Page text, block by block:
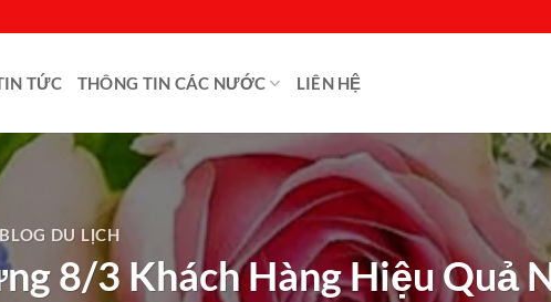
TỨC THÔNG TIN CÁC NƯỚC LIÊN HỆ
BLOG DU LỊCH
8/3 Khách Hàng Hiệu Quả